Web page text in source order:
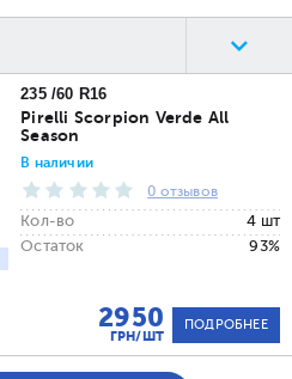
235 /60 R16
Pirelli Scorpion Verde All
Season
В наличии
0 отзывов
Кол-во
4 шт
Остаток
93%
2950
ГРН/ШТ
ПОДРОБНЕЕ